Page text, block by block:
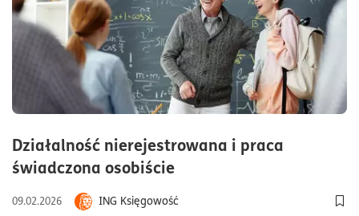
Działalność nierejestrowana i praca
świadczona osobiścieczas czytania10minuty
09.02.2026
ING Księgowość